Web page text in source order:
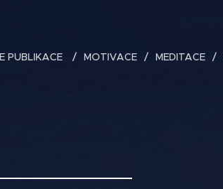
PUBLIKACE MOTIVACE MEDITACE